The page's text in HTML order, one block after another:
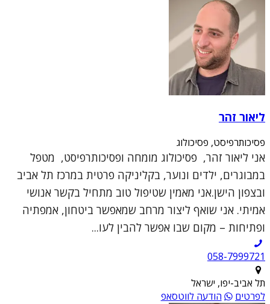
ליאור זהר
פסיכותרפיסט, פסיכולוג
אני ליאור זהר, פסיכולוג מומחה ופסיכותרפיסט, מטפל
במבוגרים, ילדים ונוער, בקליניקה פרטית במרכז תל אביב
ובצפון הישן.אני מאמין שטיפול טוב מתחיל בקשר אנושי
אמיתי. אני שואף ליצור מרחב שמאפשר ביטחון, אמפתיה
ופתיחות – מקום שבו אפשר להבין לעו...
תל אביב-יפו, ישראל
לפרטים
הודעה לווטסאפ